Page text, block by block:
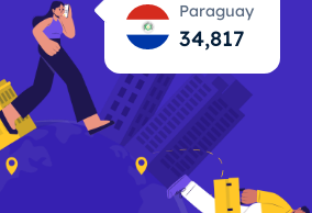
Paraguay
34,818